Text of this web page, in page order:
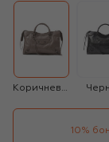
Коричневый
10%